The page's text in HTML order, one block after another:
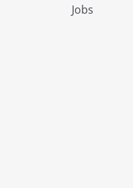
Jobs